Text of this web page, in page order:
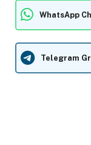
WhatsApp
Telegram